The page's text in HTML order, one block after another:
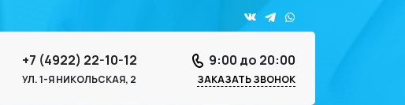
+7 (4922) 22-10-12
УЛ. 1-Я НИКОЛЬСКАЯ, 2
9:00 до 20:00
ЗАКАЗАТЬ ЗВОНОК